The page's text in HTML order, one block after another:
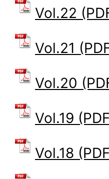
Vol.22
Vol.21
Vol.20
Vol.19
Vol.18